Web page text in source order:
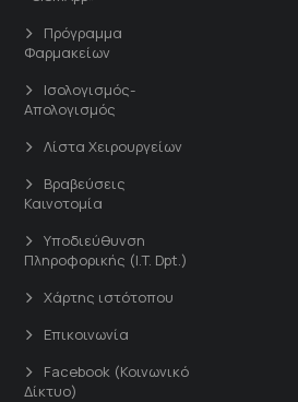
Πρόγραμμα
Φαρμακείων
Ισολογισμός-
Απολογισμός
Λίστα Χειρουργείων
Βραβεύσεις
Καινοτομία
Υποδιεύθυνση
Πληροφορικής (I.T. Dpt.)
Χάρτης ιστότοπου
Επικοινωνία
Facebook (Κοινωνικό
Δίκτυο)